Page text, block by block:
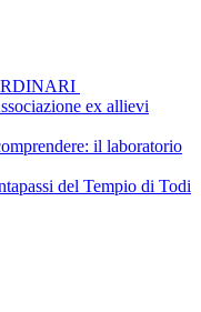
ex allievi
il laboratorio
del Tempio di Todi